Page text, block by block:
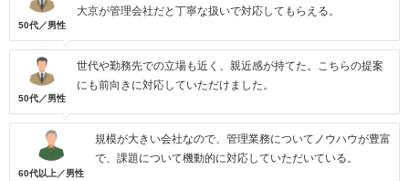
50代／男性
大京が管理会社だと丁寧な扱いで対応してもらえる。
50代／男性
世代や勤務先での立場も近く、親近感が持てた。こちらの提案
にも前向きに対応していただけました。
60代以上／男性
規模が大きい会社なので、管理業務についてノウハウが豊富
で、課題について機動的に対応していただいている。